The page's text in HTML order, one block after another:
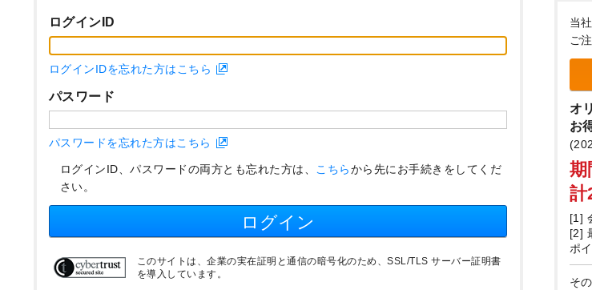
ログインID
ログインIDを忘れた方はこちら
パスワード
パスワードを忘れた方はこちら
ログインID、パスワードの両方とも忘れた方は、 こちらから先にお手続きをしてくだ
さい。
ログイン
このサイトは、企業の実在証明と通信の暗号化のため、SSL/TLS サーバー証明書
を導入しています。
当
ご
オ
お
期
計
[1]
[2]
ポ
そ